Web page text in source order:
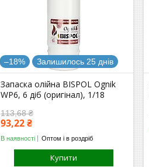
–18% Залишилось 25 днів
Запаска олійна BISPOL Ognik
WP6, 6 діб (оригінал), 1/18
113,68 ₴
93,22 ₴
В наявності Оптом і в роздріб
Купити